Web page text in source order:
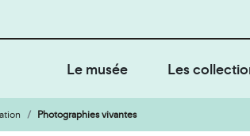
Le musée Les
Photographies vivantes